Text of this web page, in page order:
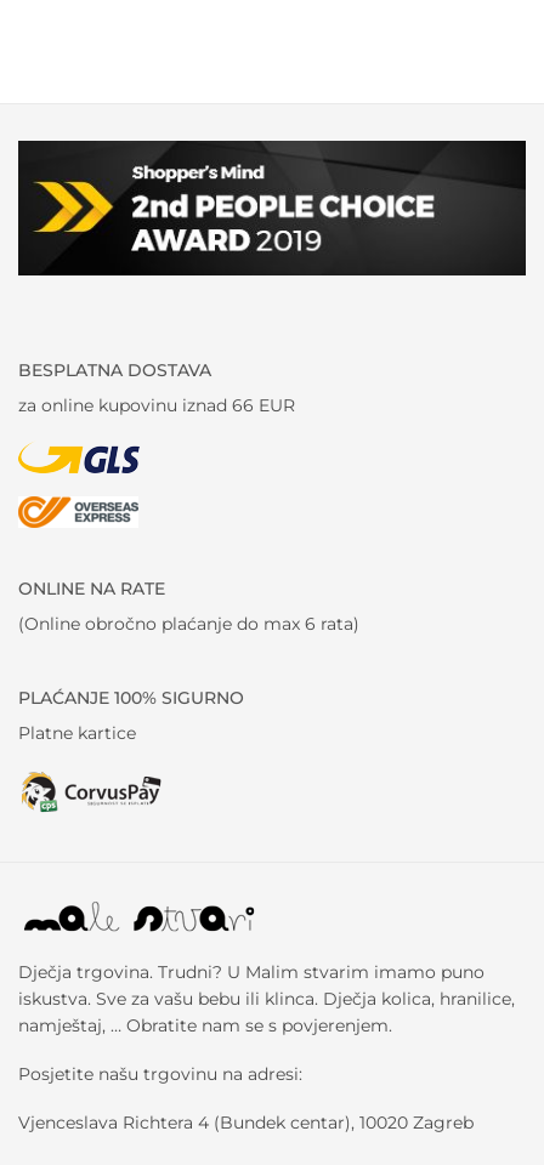
BESPLATNA DOSTAVA
za online kupovinu iznad 66 EUR
ONLINE NA RATE
(Online obročno plaćanje do max 6 rata)
PLAĆANJE 100% SIGURNO
Platne kartice
Dječja trgovina. Trudni? U Malim stvarim imamo puno
iskustva. Sve za vašu bebu ili klinca. Dječja kolica, hranilice,
namještaj, … Obratite nam se s povjerenjem.
Posjetite našu trgovinu na adresi:
Vjenceslava Richtera 4 (Bundek centar), 10020 Zagreb